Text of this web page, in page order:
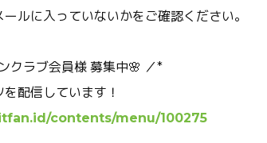
ルに入っていないかをご確認ください。
クラブ会員様 募集中🌸 ／*
配信しています！
contents/menu/100275